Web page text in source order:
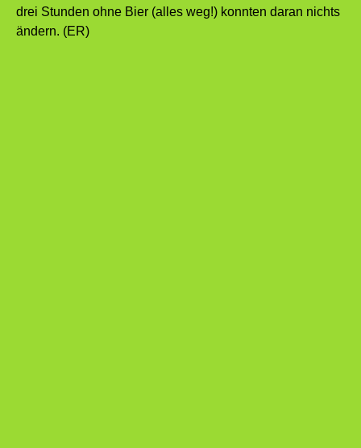
drei Stunden ohne Bier (alles weg!) konnten daran nichts
ändern. (ER)